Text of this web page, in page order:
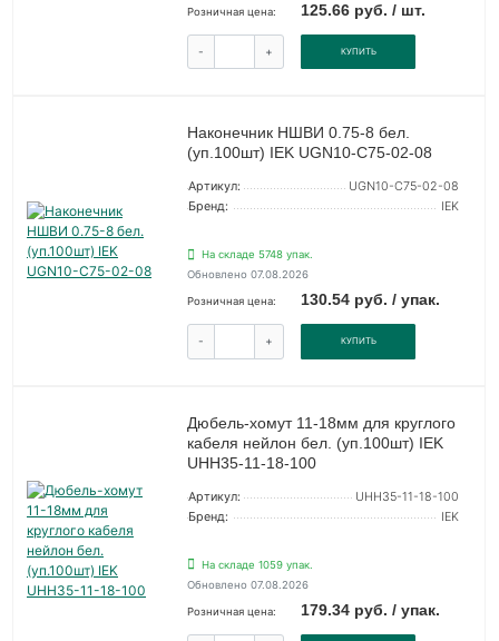
Розничная цена: 125.66 руб. / шт.
- + КУПИТЬ
Наконечник НШВИ 0.75-8 бел.
(уп.100шт) IEK UGN10-C75-02-08
Артикул:
UGN10-C75-02-08
Бренд:
IEK
На складе 5748 упак.
Обновлено 07.08.2026
Розничная цена: 130.54 руб. / упак.
- + КУПИТЬ
Дюбель-хомут 11-18мм для круглого
кабеля нейлон бел. (уп.100шт) IEK
UHH35-11-18-100
Артикул:
UHH35-11-18-100
Бренд:
IEK
На складе 1059 упак.
Обновлено 07.08.2026
Розничная цена: 179.34 руб. / упак.